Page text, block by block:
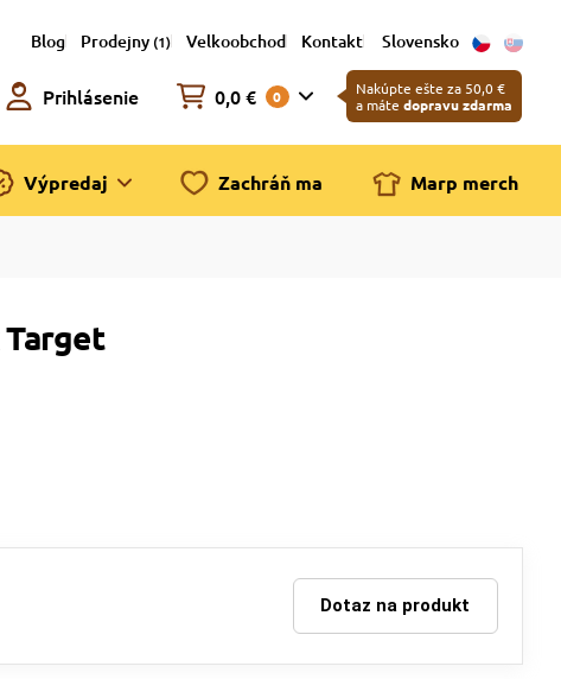
Blog Prodejny (1) Velkoobchod Kontakt Slovensko
Prihlásenie 0,0 € 0
Nakúpte ešte za 50,0 €
a máte dopravu zdarma
Výpredaj Zachráň ma Marp merch
Dotaz na produkt